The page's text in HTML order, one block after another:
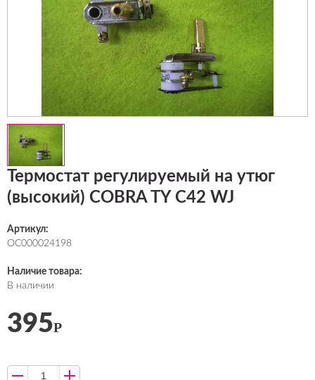
Термостат регулируемый на утюг
(высокий) COBRA TY C42 WJ
Артикул:
ОС000024198
Наличие товара:
В наличии
395Р